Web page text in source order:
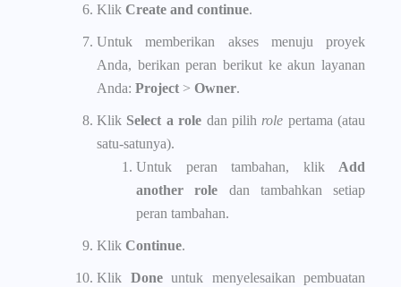
Klik Create and continue.
Untuk memberikan akses menuju proyek
Anda, berikan peran berikut ke akun layanan
Anda: Project > Owner.
Klik Select a role dan pilih role pertama (atau
satu-satunya).
Untuk peran tambahan, klik Add
another role dan tambahkan setiap
peran tambahan.
Klik Continue.
Klik Doneuntuk menyelesaikan pembuatan